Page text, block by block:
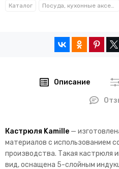
Каталог Посуда, кухонные аксессуары и принадлежности TM Kamille TM Ofenbach
Описание
Кастрюля Kamille —
материалов с использованием
производства. Такая кастрюля
вид, оснащена 5-слойным